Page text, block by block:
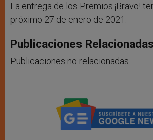
La entrega de los Premios ¡Bravo!
próximo 27 de enero de 2021.
Publicaciones
Publicaciones no relacionadas.